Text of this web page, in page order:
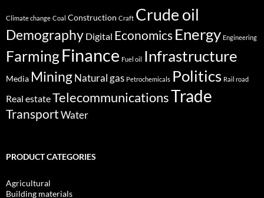
Climate change Coal Construction Craft Crude oil
Demography Digital Economics Energy Engineering
FarmingFinance Fuel oil Infrastructure
Media MiningNatural gas Petrochemicals Politics Rail road
Real estateTelecommunicationsTrade
TransportWater
PRODUCT CATEGORIES
Agricultural
Building materials